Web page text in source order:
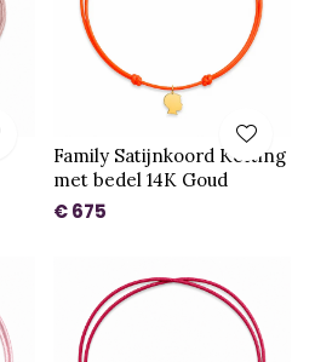
Family Satijnkoord Ketting
met bedel 14K Goud
€ 675